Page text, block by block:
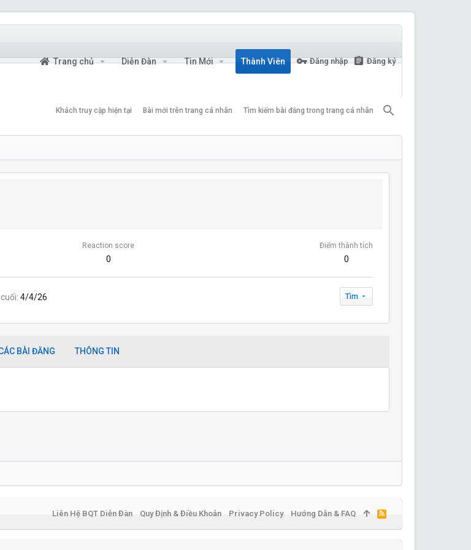
Trang chủ Diễn Đàn Tin Mới Thành Viên Đăng nhập Đăng ký
Khách truy cập hiện tại Bài mới trên trang cá nhân Tìm kiếm bài đăng trong trang cá nhân
Reaction score
0
Điểm thành tích
0
4/4/26 Tìm
BÀI ĐĂNG THÔNG TIN
Liên Hệ BQT Diễn Đàn Quy Định & Điều Khoản Privacy Policy Hướng Dẫn & FAQ
R
S
S